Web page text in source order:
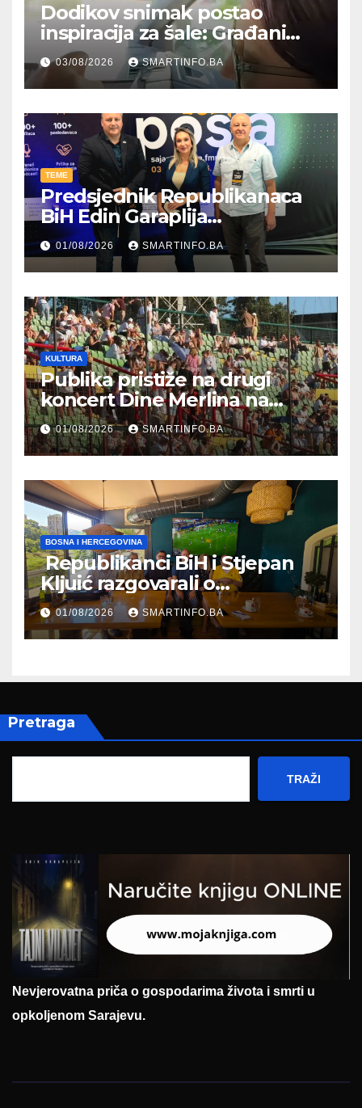
Dodikov snimak postao
inspiracija za šale: Građani
kroz parodiju poslali poruku
03/08/2026 SMARTINFO.BA
TEME
Predsjednik Republikanaca
BiH Edin Garaplija
prisustvovao prezentaciji
Federalnog sajma
zapošljavanja
01/08/2026 SMARTINFO.BA
KULTURA
Publika pristiže na drugi
koncert Dine Merlina na
Koševu
01/08/2026 SMARTINFO.BA
BOSNA I HERCEGOVINA
Republikanci BiH i Stjepan
Kljuić razgovarali o
evropskom putu Bosne i
Hercegovine
01/08/2026 SMARTINFO.BA
Pretraga
TRAŽI
Nevjerovatna priča o gospodarima života i smrti u
opkoljenom Sarajevu.